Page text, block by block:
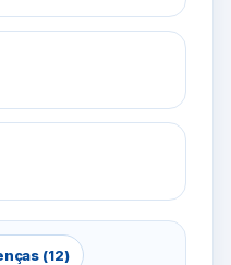
(12)